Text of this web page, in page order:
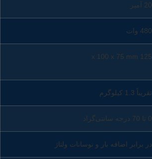
20 آمپر
480 وات
125 x 100 x 75 mm
تقریباً 1.3 کیلوگرم
0 تا 70 درجه سانتی‌گراد
در برابر اضافه بار و نوسانات ولتاژ